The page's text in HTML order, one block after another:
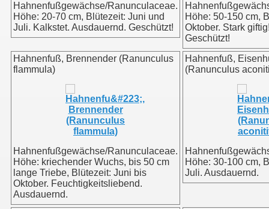
Hahnenfußgewächse/Ranunculaceae.
Höhe: 20-70 cm, Blütezeit: Juni und
Juli. Kalkstet. Ausdauernd. Geschützt!
Höhe: 50-150 cm,
Oktober. Stark
Geschützt!
Hahnenfuß, Brennender (Ranunculus
flammula)
Hahnenfußgewächse/Ranunculaceae.
Höhe: kriechender Wuchs, bis 50 cm
lange Triebe, Blütezeit: Juni bis
Oktober. Feuchtigkeitsliebend.
Ausdauernd.
Hahnenfuß,
(Ranunculus
Höhe: 30-100 cm,
Juli. Ausdauernd.